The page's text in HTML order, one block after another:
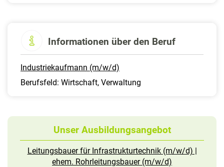
Informationen über den Beruf
Industriekaufmann (m/w/d)
Berufsfeld: Wirtschaft, Verwaltung
Unser Ausbildungsangebot
Leitungsbauer für Infrastrukturtechnik (m/w/d) |
ehem. Rohrleitungsbauer (m/w/d)